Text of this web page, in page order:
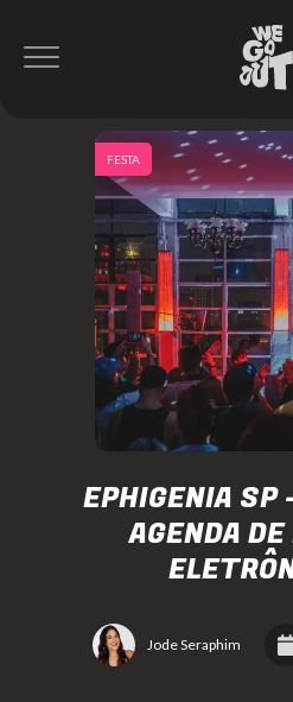
EPHIGENIA SP
AGENDA
Jode Seraphim
FESTA